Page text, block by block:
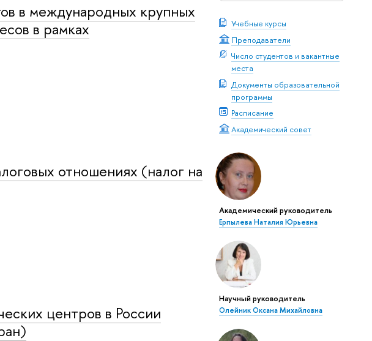
Учебные курсы
Преподаватели
Число студентов и вакантные
места
Документы образовательной
программы
Расписание
Академический совет
Академический руководитель
Ерпылева Наталия Юрьевна
Научный руководитель
Олейник Оксана Михайловна
в международных крупных
в рамках
отношениях (налог на
центров в России